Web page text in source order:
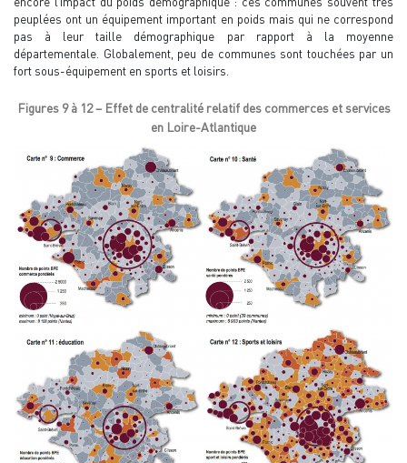
peuplées ont un équipement important en poids mais qui ne correspond
pas à leur taille démographique par rapport à la moyenne
départementale. Globalement, peu de communes sont touchées par un
fort sous-équipement en sports et loisirs.
Figures 9 à 12 – Effet de centralité relatif des commerces et services
en Loire-Atlantique